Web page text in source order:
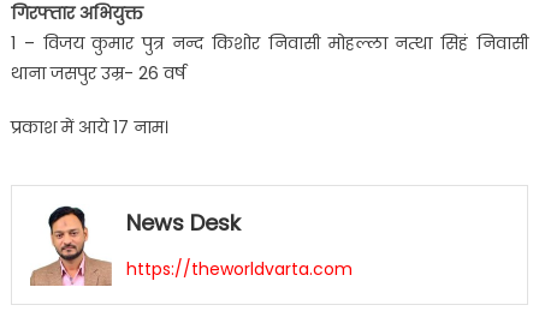
गिरफ्तार अभियुक्त
1 – विजय कुमार पुत्र नन्द किशोर निवासी मोहल्ला नत्था सिहं निवासी
थाना जसपुर उम्र- 26 वर्ष
प्रकाश में आये 17 नाम।
News Desk
https://theworldvarta.com